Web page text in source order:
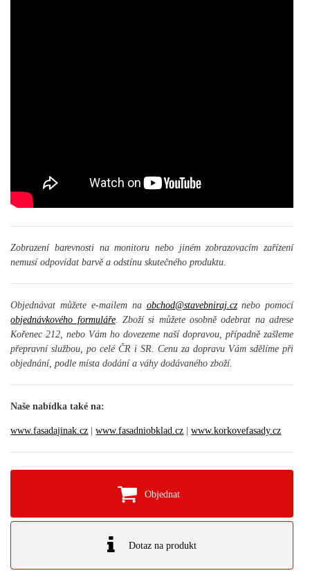
Zobrazení barevnosti na monitoru nebo jiném zobrazovacím zařízení
nemusí odpovídat barvě a odstínu skutečného produktu.
Objednávat můžete e-mailem na obchod@stavebniraj.cznebo pomocí
objednávkového formuláře. Zboží si můžete osobně odebrat na adrese
Kořenec 212, nebo Vám ho dovezeme naší dopravou, případně zašleme
přepravní službou, po celé ČR i SR. Cenu za dopravu Vám sdělíme při
objednání, podle místa dodání a váhy dodávaného zboží.
Naše nabídka také na:
www.fasadajinak.cz |www.fasadniobklad.cz |www.korkovefasady.cz
Objednat
Dotaz na produkt